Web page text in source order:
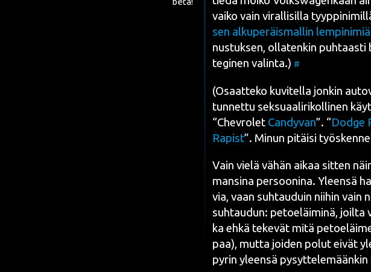
vai­ko vain viral­li­sil­la
sen alku­pe­räis­mal­lin
nus­tuk­sen, olla­ten­kin
te­gi­nen valin­ta.) #
(Osaat­te­ko kuvi­tel­la jon­kin
tun­net­tu sek­su­aa­li­ri­kol­li­nen
“Chev­ro­let Can­dy­van”. “Dod­ge
Rapist”. Minun pitäi­si
Vain vie­lä vähän aikaa sit­ten
man­si­na per­soo­ni­na. Yleen­sä
via, vaan suh­tau­duin nii­hin vain
suh­tau­dun: petoe­läi­mi­nä,
ka ehkä teke­vät mitä
paa), mut­ta joi­den polut eivät
pyrin yleen­sä pysyt­te­le­mään­kin